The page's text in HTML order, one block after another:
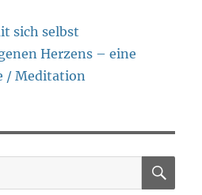
sich selbst
Herzens – eine
/ Meditation